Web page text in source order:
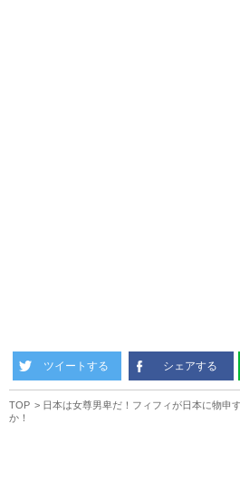
ツイートする シェアする
TOP
日本は女尊男卑だ！フィフィが日本に物申
か！